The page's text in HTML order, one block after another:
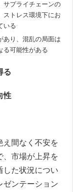
サプライチェーンの
ストレス環境下にお
いる
あり、混乱の局面は
る可能性がある
る
性
え間なく不安を
、市場が上昇を
した状況につい
ゼンテーション